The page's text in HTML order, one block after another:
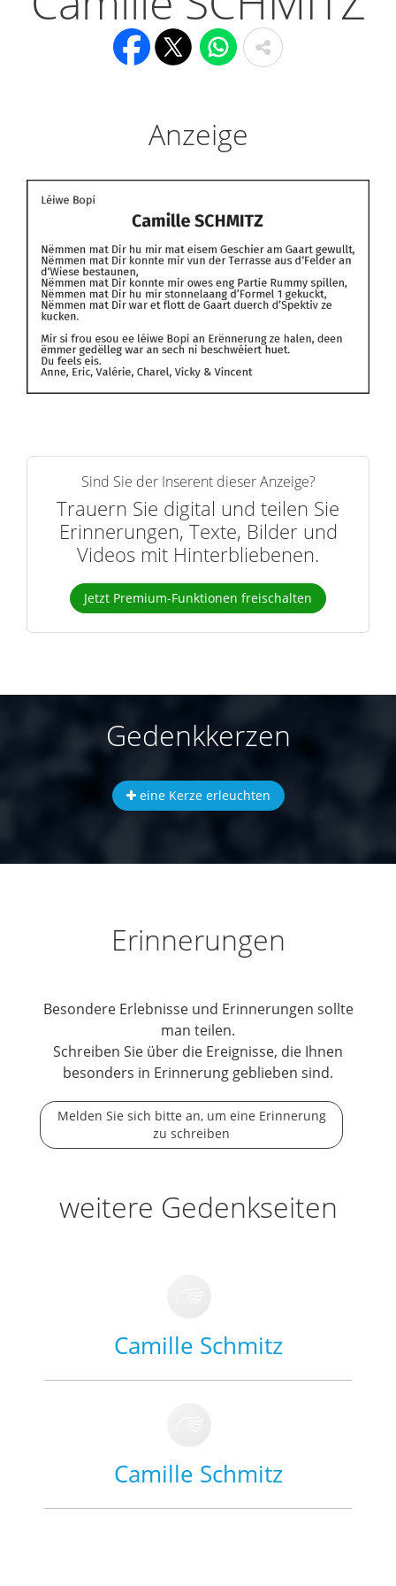
Anzeige
Sind Sie der Inserent dieser Anzeige?
Trauern Sie digital und teilen Sie
Erinnerungen, Texte, Bilder und
Videos mit Hinterbliebenen.
Jetzt Premium-Funktionen freischalten
Gedenkkerzen
eine Kerze erleuchten
Erinnerungen
Besondere Erlebnisse und Erinnerungen sollte
man teilen.
Schreiben Sie über die Ereignisse, die Ihnen
besonders in Erinnerung geblieben sind.
Melden Sie sich bitte an, um eine Erinnerung
zu schreiben
weitere Gedenkseiten
Camille Schmitz
Camille Schmitz